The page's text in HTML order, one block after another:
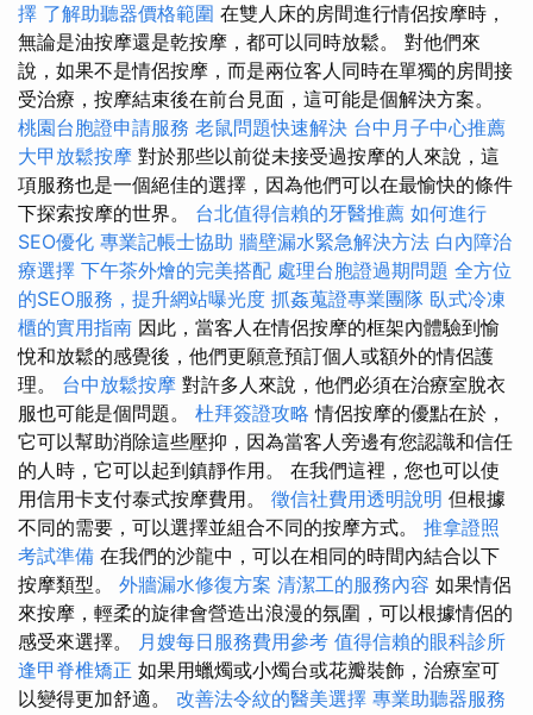
擇 了解助聽器價格範圍 在雙人床的房間進行情侶按摩時，
無論是油按摩還是乾按摩，都可以同時放鬆。 對他們來
說，如果不是情侶按摩，而是兩位客人同時在單獨的房間接
受治療，按摩結束後在前台見面，這可能是個解決方案。
桃園台胞證申請服務 老鼠問題快速解決 台中月子中心推薦
大甲放鬆按摩 對於那些以前從未接受過按摩的​​人來說，這
項服務也是一個絕佳的選擇，因為他們可以在最愉快的條件
下探索按摩的世界。 台北值得信賴的牙醫推薦 如何進行
SEO優化 專業記帳士協助 牆壁漏水緊急解決方法 白內障治
療選擇 下午茶外燴的完美搭配 處理台胞證過期問題 全方位
的SEO服務，提升網站曝光度 抓姦蒐證專業團隊 臥式冷凍
櫃的實用指南 因此，當客人在情侶按摩的框架內體驗到愉
悅和放鬆的感覺後，他們更願意預訂個人或額外的情侶護
理。 台中放鬆按摩 對許多人來說，他們必須在治療室脫衣
服也可能是個問題。 杜拜簽證攻略 情侶按摩的優點在於，
它可以幫助消除這些壓抑，因為當客人旁邊有您認識和信任
的人時，它可以起到鎮靜作用。 在我們這裡，您也可以使
用信用卡支付泰式按摩費用。 徵信社費用透明說明 但根據
不同的需要，可以選擇並組合不同的按摩方式。 推拿證照
考試準備 在我們的沙龍中，可以在相同的時間內結合以下
按摩類型。 外牆漏水修復方案 清潔工的服務內容 如果情侶
來按摩，輕柔的旋律會營造出浪漫的氛圍，可以根據情侶的
感受來選擇。 月嫂每日服務費用參考 值得信賴的眼科診所
逢甲脊椎矯正 如果用蠟燭或小燭台或花瓣裝飾，治療室可
以變得更加舒適。 改善法令紋的醫美選擇 專業助聽器服務